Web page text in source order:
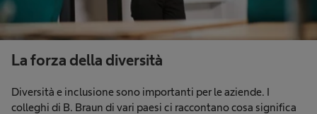
La forza della diversità
Diversità e inclusione sono importanti per le aziende. I
colleghi di B. Braun di vari paesi ci raccontano cosa significa